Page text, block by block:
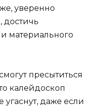
уверенно
достичь
материального
пресытиться
калейдоскоп
даже если